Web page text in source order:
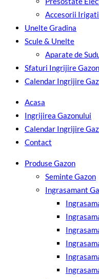
Accesorii
Unelte Gradina
Scule & Unelte
Aparate de
Sfaturi Ingrijire Gazon
Calendar Ingrijire
Acasa
Ingrijirea Gazonului
Calendar Ingrijire
Contact
Produse Gazon
Seminte Gazon
Ingrasamant